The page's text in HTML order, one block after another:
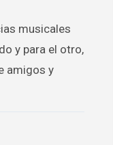
musicales
y para el otro,
amigos y